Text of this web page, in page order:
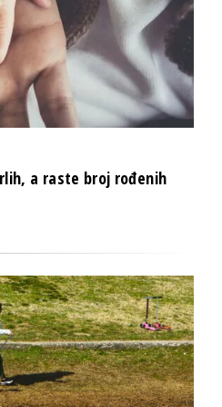
a raste broj rođenih